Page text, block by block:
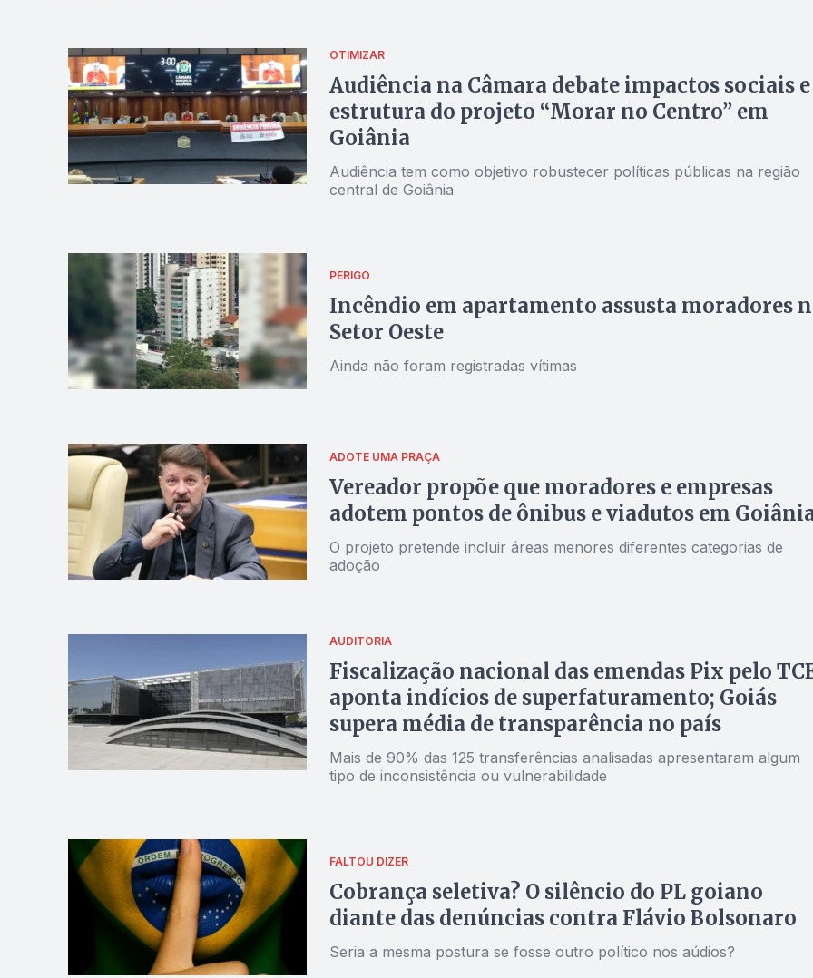
OTIMIZAR
Audiência na Câmara debate impactos sociais e
estrutura do projeto “Morar no Centro” em
Goiânia
Audiência tem como objetivo robustecer políticas públicas na região
central de Goiânia
PERIGO
Incêndio em apartamento assusta moradores
Setor Oeste
Ainda não foram registradas vítimas
ADOTE UMA PRAÇA
Vereador propõe que moradores e empresas
adotem pontos de ônibus e viadutos em
O projeto pretende incluir áreas menores diferentes categorias de
adoção
AUDITORIA
Fiscalização nacional das emendas Pix pelo
aponta indícios de superfaturamento; Goiás
supera média de transparência no país
Mais de 90% das 125 transferências analisadas apresentaram algum
tipo de inconsistência ou vulnerabilidade
FALTOU DIZER
Cobrança seletiva? O silêncio do PL goiano
diante das denúncias contra Flávio Bolsonaro
Seria a mesma postura se fosse outro político nos aúdios?